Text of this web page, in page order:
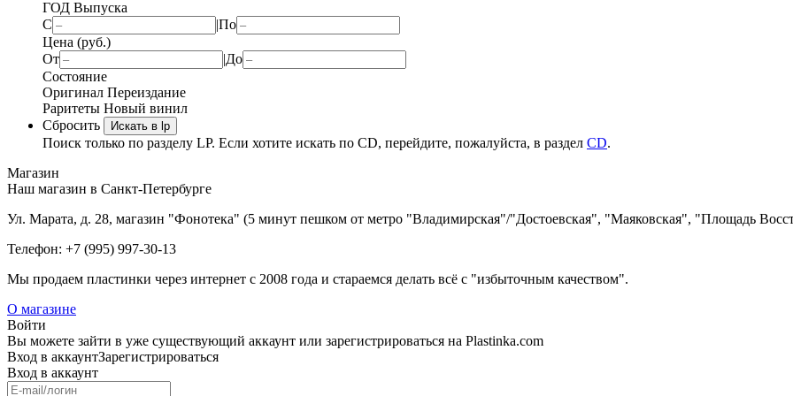
ГОД Выпуска
С
|По
Цена (руб.)
От
|До
Состояние
Оригинал Переиздание
Раритеты Новый винил
Сбросить
Искать в lp
Поиск только по разделу LP. Если хотите искать по CD, перейдите, пожалуйста, в раздел CD.
Магазин
Наш магазин в Санкт-Петербурге
Ул. Марата, д. 28, магазин "Фонотека" (5 минут пешком от метро "Владимирская"/"Достоевская", "Маяковская", "Площадь
Телефон: +7 (995) 997-30-13
Мы продаем пластинки через интернет c 2008 года и стараемся делать всё с "избыточным качеством".
О магазине
Войти
Вы можете зайти в уже существующий аккаунт или зарегистрироваться на Plastinka.com
Вход в аккаунтЗарегистрироваться
Вход в аккаунт